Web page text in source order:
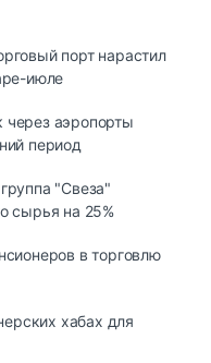
порт нарастил
июле
аэропорты
период
"Свеза"
сырья на 25%
в торговлю
хабах для